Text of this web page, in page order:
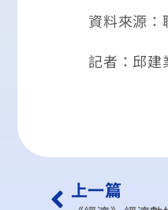
資料來源：
記者：邱建
上一篇